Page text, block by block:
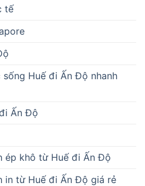
tế
Huế đi Ấn Độ nhanh
Ấn Độ
ép khô từ Huế đi Ấn Độ
in từ Huế đi Ấn Độ giá rẻ